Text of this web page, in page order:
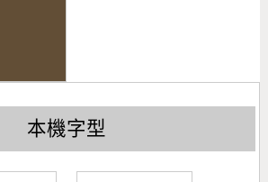
本機字型